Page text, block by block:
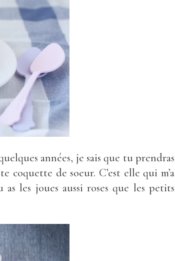
années, je sais que tu prendras
coquette de soeur. C’est elle qui m’a
les joues aussi roses que les petits